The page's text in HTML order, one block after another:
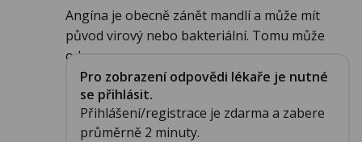
Angína je obecně zánět mandlí a může mít
původ virový nebo bakteriální. Tomu může
odpo...
Pro zobrazení odpovědi lékaře je nutné
se přihlásit.
Přihlášení/registrace je zdarma a zabere
průměrně 2 minuty.